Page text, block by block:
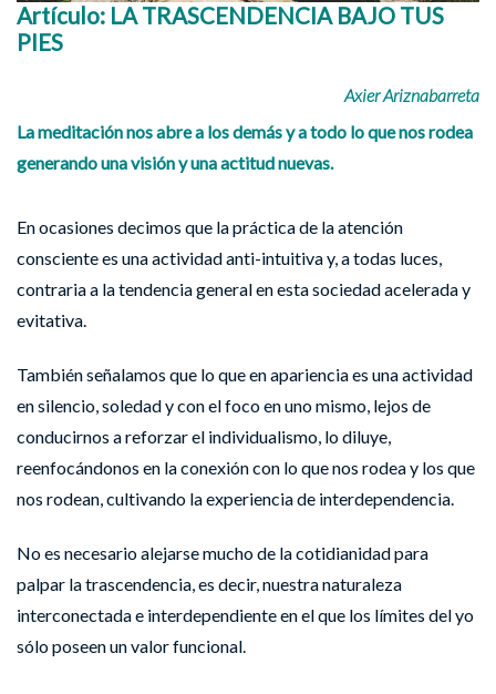
Artículo: LA TRASCENDENCIA BAJO TUS
PIES
Axier Ariznabarreta
La meditación nos abre a los demás y a todo lo que nos rodea
generando una visión y una actitud nuevas.
En ocasiones decimos que la práctica de la atención
consciente es una actividad anti-intuitiva y, a todas luces,
contraria a la tendencia general en esta sociedad acelerada y
evitativa.
También señalamos que lo que en apariencia es una actividad
en silencio, soledad y con el foco en uno mismo, lejos de
conducirnos a reforzar el individualismo, lo diluye,
reenfocándonos en la conexión con lo que nos rodea y los que
nos rodean, cultivando la experiencia de interdependencia.
No es necesario alejarse mucho de la cotidianidad para
palpar la trascendencia, es decir, nuestra naturaleza
interconectada e interdependiente en el que los límites del yo
sólo poseen un valor funcional.